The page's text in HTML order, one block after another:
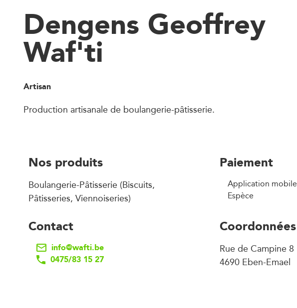
Dengens Geoffrey
Waf'ti
Artisan
Production artisanale de boulangerie-pâtisserie.
Nos produits
Boulangerie-Pâtisserie (Biscuits,
Pâtisseries, Viennoiseries)
Paiement
Application mobile
Espèce
Contact
info@wafti.be
0475/83 15 27
Coordonnées
Rue de Campine 8
4690 Eben-Emael